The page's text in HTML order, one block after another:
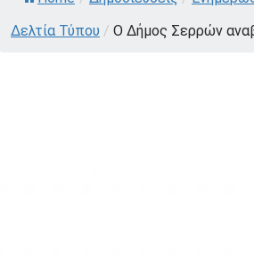
Δελτία Τύπου / Ο Δήμος Σερρών